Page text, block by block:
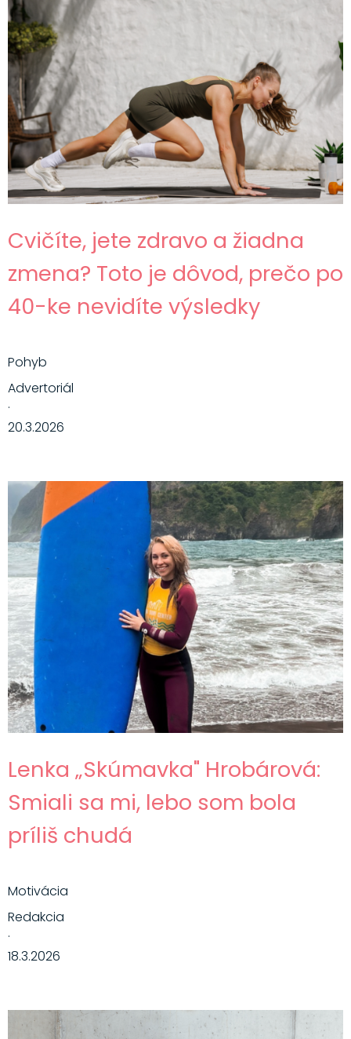
Cvičíte, jete zdravo a žiadna
zmena? Toto je dôvod, prečo po
40-ke nevidíte výsledky
Pohyb
Advertoriál
·
20.3.2026
Lenka „Skúmavka" Hrobárová:
Smiali sa mi, lebo som bola
príliš chudá
Motivácia
Redakcia
·
18.3.2026